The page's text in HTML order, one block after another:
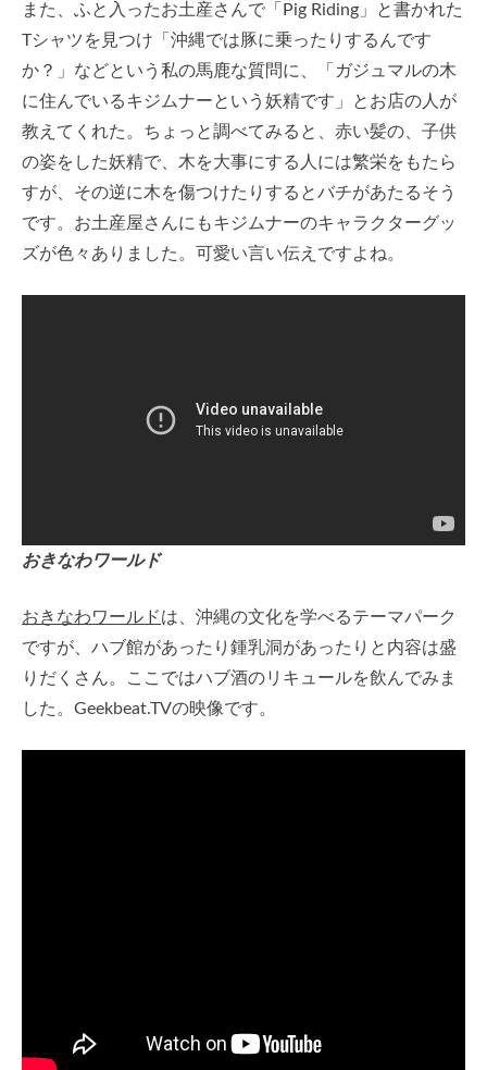
また、ふと入ったお土産さんで「Pig Riding」と書かれた
Tシャツを見つけ「沖縄では豚に乗ったりするんです
か？」などという私の馬鹿な質問に、「ガジュマルの木
に住んでいるキジムナーという妖精です」とお店の人が
教えてくれた。ちょっと調べてみると、赤い髪の、子供
の姿をした妖精で、木を大事にする人には繁栄をもたら
すが、その逆に木を傷つけたりするとバチがあたるそう
です。お土産屋さんにもキジムナーのキャラクターグッ
ズが色々ありました。可愛い言い伝えですよね。
おきなわワールド
おきなわワールドは、沖縄の文化を学べるテーマパーク
ですが、ハブ館があったり鍾乳洞があったりと内容は盛
りだくさん。ここではハブ酒のリキュールを飲んでみま
した。Geekbeat.TVの映像です。